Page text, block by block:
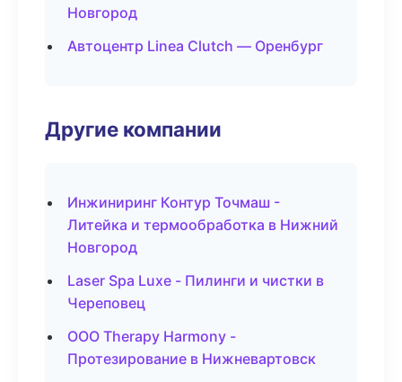
Новгород
Автоцентр Linea Clutch — Оренбург
Другие компании
Инжиниринг Контур Точмаш -
Литейка и термообработка в Нижний
Новгород
Laser Spa Luxe - Пилинги и чистки в
Череповец
ООО Therapy Harmony -
Протезирование в Нижневартовск